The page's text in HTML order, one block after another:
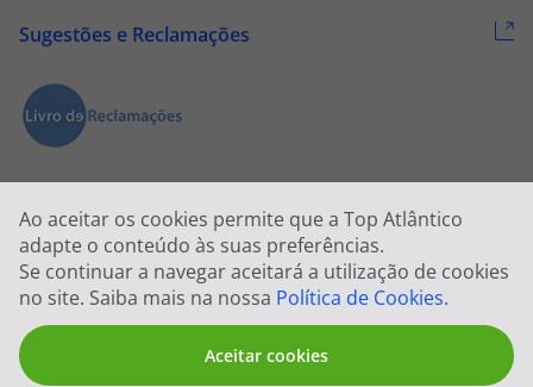
Ao aceitar os cookies permite que a Top Atlântico
adapte o conteúdo às suas preferências.
Se continuar a navegar aceitará a utilização de cookies
no site. Saiba mais na nossa Política de Cookies.
Aceitar cookies
Sugestões e Reclamações
2026 © Todos os direitos reservados:Top Atlântico, Viagens e Turismo